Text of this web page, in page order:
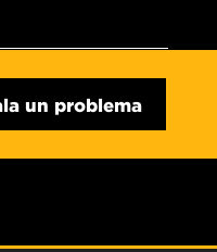
un problema